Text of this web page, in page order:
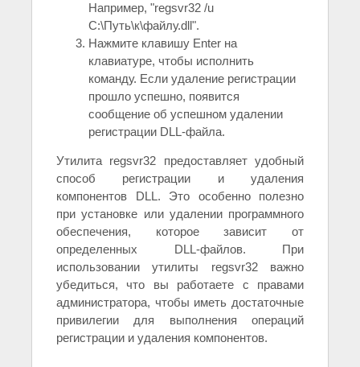
Например, "regsvr32 /u
C:\Путь\к\файлу.dll".
Нажмите клавишу Enter на
клавиатуре, чтобы исполнить
команду. Если удаление регистрации
прошло успешно, появится
сообщение об успешном удалении
регистрации DLL-файла.
Утилита regsvr32 предоставляет удобный
способ регистрации и удаления
компонентов DLL. Это особенно полезно
при установке или удалении программного
обеспечения, которое зависит от
определенных DLL-файлов. При
использовании утилиты regsvr32 важно
убедиться, что вы работаете с правами
администратора, чтобы иметь достаточные
привилегии для выполнения операций
регистрации и удаления компонентов.